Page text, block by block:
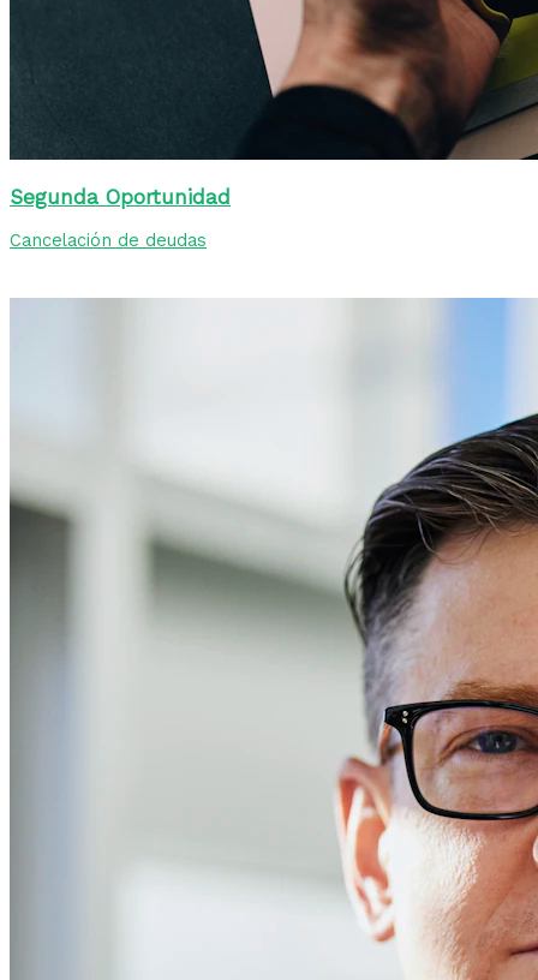
Segunda Oportunidad
Cancelación de deudas